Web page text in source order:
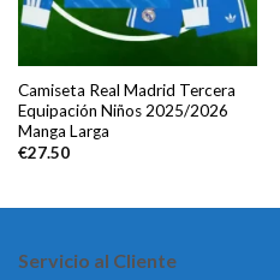
Camiseta Real Madrid Tercera
Equipación Niños 2025/2026
Manga Larga
€27.50
Servicio al Cliente